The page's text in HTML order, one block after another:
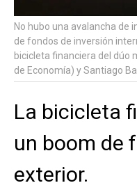
No hubo una avalancha de
de fondos de inversión
bicicleta financiera del dúo
de Economía) y Santiago
La bicicleta
un boom de
exterior.